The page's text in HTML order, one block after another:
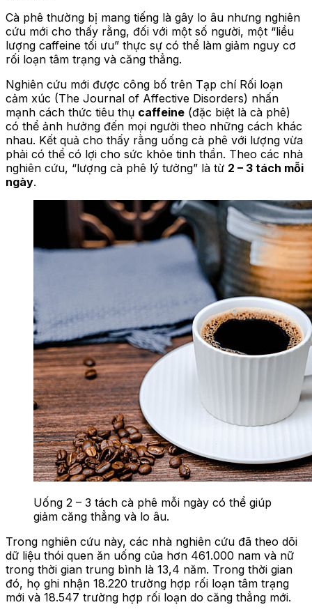
Cà phê thường bị mang tiếng là gây lo âu nhưng nghiên
cứu mới cho thấy rằng, đối với một số người, một “liều
lượng caffeine tối ưu” thực sự có thể làm giảm nguy cơ
rối loạn tâm trạng và căng thẳng.
Nghiên cứu mới được công bố trên Tạp chí Rối loạn
cảm xúc (The Journal of Affective Disorders) nhấn
mạnh cách thức tiêu thụ caffeine (đặc biệt là cà phê)
có thể ảnh hưởng đến mọi người theo những cách khác
nhau. Kết quả cho thấy rằng uống cà phê với lượng vừa
phải có thể có lợi cho sức khỏe tinh thần. Theo các nhà
nghiên cứu, “lượng cà phê lý tưởng” là từ 2 – 3 tách mỗi
ngày.
Uống 2 – 3 tách cà phê mỗi ngày có thể giúp
giảm căng thẳng và lo âu.
Trong nghiên cứu này, các nhà nghiên cứu đã theo dõi
dữ liệu thói quen ăn uống của hơn 461.000 nam và nữ
trong thời gian trung bình là 13,4 năm. Trong thời gian
đó, họ ghi nhận 18.220 trường hợp rối loạn tâm trạng
mới và 18.547 trường hợp rối loạn do căng thẳng mới.